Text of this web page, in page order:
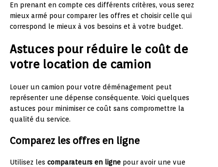
En prenant en compte ces différents critères, vous serez
mieux armé pour comparer les offres et choisir celle qui
correspond le mieux à vos besoins et à votre budget.
Astuces pour réduire le coût de
votre location de camion
Louer un camion pour votre déménagement peut
représenter une dépense conséquente. Voici quelques
astuces pour minimiser ce coût sans compromettre la
qualité du service.
Comparez les offres en ligne
Utilisez les comparateurs en ligne pour avoir une vue